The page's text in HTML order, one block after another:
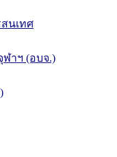
นเทศ
าฯ (อบจ.)